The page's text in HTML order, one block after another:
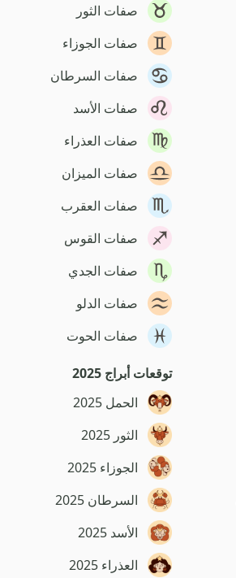
صفات الثور
صفات الجوزاء
صفات السرطان
صفات الأسد
صفات العذراء
صفات الميزان
صفات العقرب
صفات القوس
صفات الجدي
صفات الدلو
صفات الحوت
توقعات أبراج 2025
الحمل 2025
الثور 2025
الجوزاء 2025
السرطان 2025
الأسد 2025
العذراء 2025